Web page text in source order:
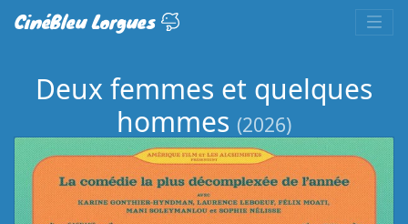
CinéBleu Lorgues
Deux femmes et quelques
hommes (2026)